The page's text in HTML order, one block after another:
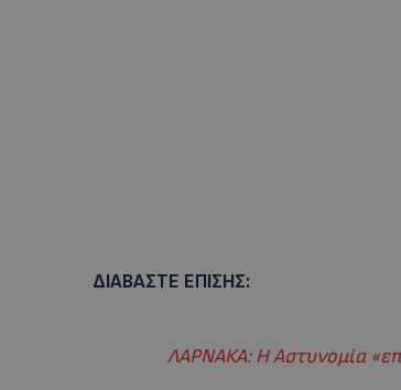
ΔΙΑΒΑΣΤΕ ΕΠΙΣΗΣ:
ΛΑΡΝΑΚΑ: Η Αστυνομία